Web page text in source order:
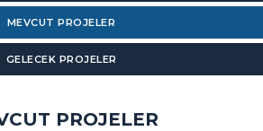
MEVCUT PROJELER
GELECEK PROJELER
PROJELER